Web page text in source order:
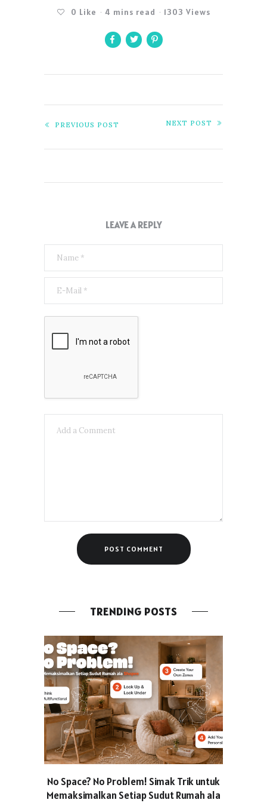
0 Like 4 mins read 1303 Views
PREVIOUS POST NEXT POST
LEAVE A REPLY
TRENDING POSTS
No Space? No Problem! Simak Trik untuk
Memaksimalkan Setiap Sudut Rumah ala